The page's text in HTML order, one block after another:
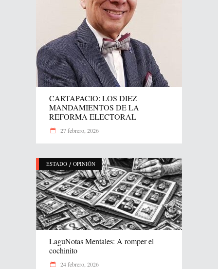
CARTAPACIO: LOS DIEZ
MANDAMIENTOS DE LA
REFORMA ELECTORAL
27 febrero, 2026
ESTADO / OPINIÓN
LaguNotas Mentales: A romper el
cochinito
24 febrero, 2026